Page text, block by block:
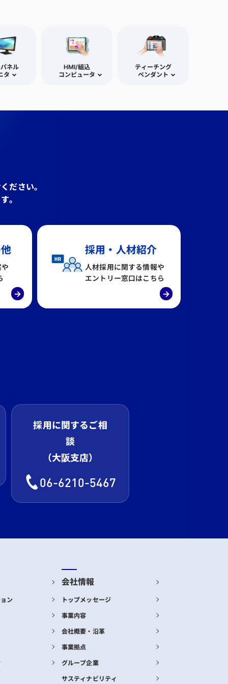
ネル
タ
HMI/組込
コンピュータ
ティーチング
ペンダント
ださい。
。
→
採用・人材紹介
人材採用に関する情報や
エントリー窓口はこちら
→
採用に関するご相
談
（大阪支店）
06-6210-5467
ン
会社情報
トップメッセージ
事業内容
会社概要・沿革
事業拠点
グループ企業
サスティナビリティ